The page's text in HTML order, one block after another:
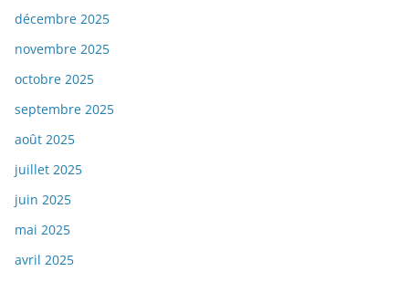
décembre 2025
novembre 2025
octobre 2025
septembre 2025
août 2025
juillet 2025
juin 2025
mai 2025
avril 2025